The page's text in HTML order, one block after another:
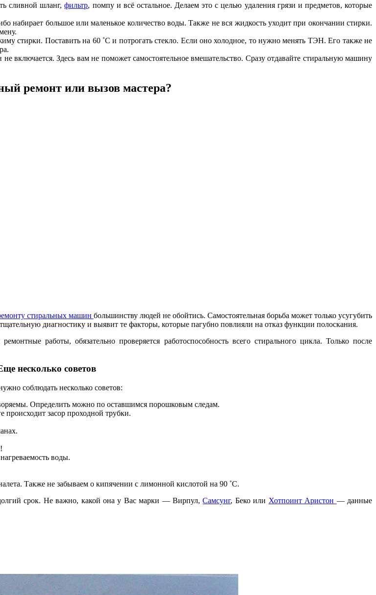
сливной шланг,фильтр, помпу и всё остальное. Делаем это с целью удаления грязи и предметов, которые
набирает большое или маленькое количество воды. Также не вся жидкость уходит при окончании стирки.
стирки. Поставить на 60 ˚С и потрогать стекло. Если оно холодное, то нужно менять ТЭН. Его также не
включается. Здесь вам не поможет самостоятельное вмешательство. Сразу отдавайте стиральную машину
ремонт или вызов мастера?
стиральных машин большинству людей не обойтись. Самостоятельная борьба может только усугубить
диагностику и выявит те факторы, которые пагубно повлияли на отказ функции полоскания.
работы, обязательно проверяется работоспособность всего стирального цикла. Только после
несколько советов
соблюдать несколько советов:
Определить можно по оставшимся порошковым следам.
происходит засор проходной трубки.
воды.
Также не забываем о кипячении с лимонной кислотой на 90 ˚С.
срок. Не важно, какой она у Вас марки — Вирпул,Самсунг, Беко или Хотпоинт Аристон — данные